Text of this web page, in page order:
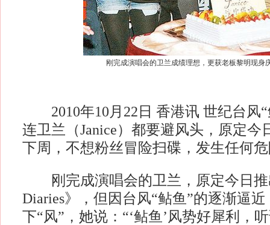
刚完成演唱会的卫兰成绩理想，更获老板黎明现身
2010年10月22日 香港讯 世纪台风“
连卫兰（Janice）都要避风头，原定今
下周，不想粉丝冒险扫碟，发生任何
刚完成演唱会的卫兰，原定今日推
Diaries》，但因台风“鲇鱼”的逐渐逼
下“风”，她说：“‘鲇鱼’风势好犀利，